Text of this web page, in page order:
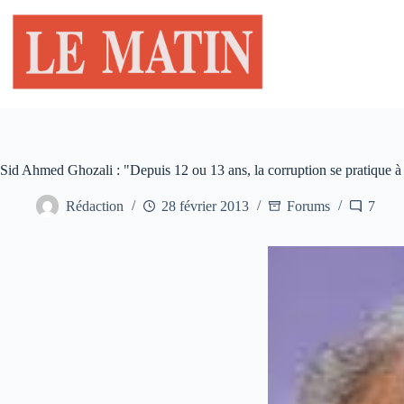
contenu
Sid Ahmed Ghozali : "Depuis 12 ou 13 ans, la corruption se pratique
Rédaction 28 février 2013 Forums 7